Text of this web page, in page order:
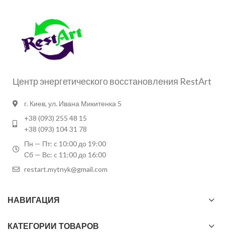
Центр энергетического восстановления RestArt
г. Киев, ул. Ивана Микитенка 5
+38 (093) 255 48 15
+38 (093) 104 31 78
Пн — Пт: c 10:00 до 19:00
Сб — Вс: c 11:00 до 16:00
restart.mytnyk@gmail.com
НАВИГАЦИЯ
КАТЕГОРИИ ТОВАРОВ